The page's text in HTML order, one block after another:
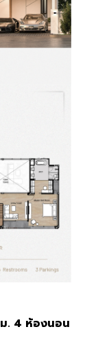
. 4 ห้องนอน